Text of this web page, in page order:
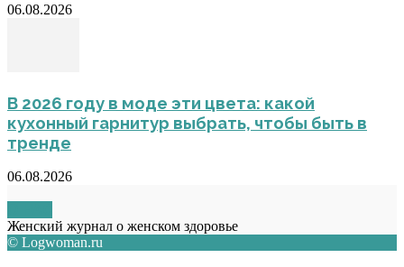
06.08.2026
В 2026 году в моде эти цвета: какой
кухонный гарнитур выбрать, чтобы быть в
тренде
06.08.2026
Женский журнал о женском здоровье
© Logwoman.ru